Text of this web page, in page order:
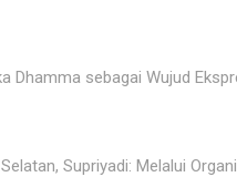
Dhamma sebagai Wujud
Supriyadi: Melalui